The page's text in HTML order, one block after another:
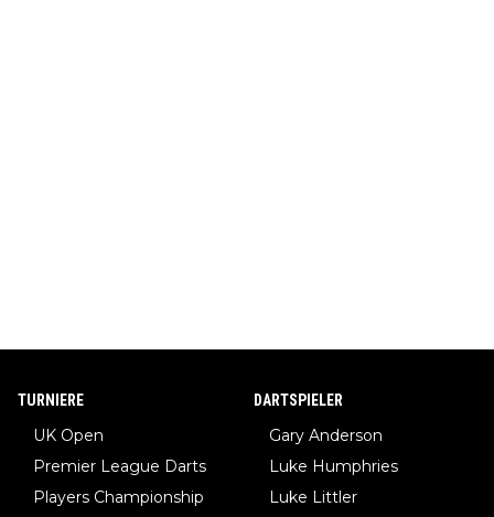
TURNIERE
UK Open
Premier League Darts
Players Championship
DARTSPIELER
Gary Anderson
Luke Humphries
Luke Littler